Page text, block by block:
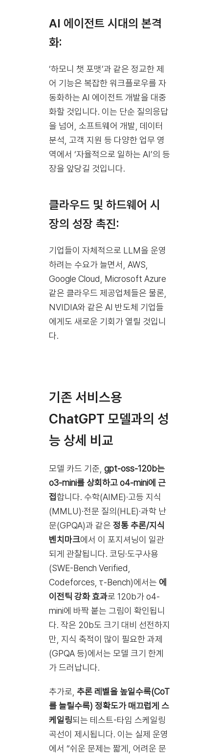
AI 에이전트 시대의 본격
화:
‘하모니 챗 포맷’과 같은 정교한 제
어 기능은 복잡한 워크플로우를 자
동화하는 AI 에이전트 개발을 대중
화할 것입니다. 이는 단순 질의응답
을 넘어, 소프트웨어 개발, 데이터
분석, 고객 지원 등 다양한 업무 영
역에서 ‘자율적으로 일하는 AI’의 등
장을 앞당길 것입니다.
클라우드 및 하드웨어 시
장의 성장 촉진:
기업들이 자체적으로 LLM을 운영
하려는 수요가 늘면서, AWS,
Google Cloud, Microsoft Azure
같은 클라우드 제공업체들은 물론,
NVIDIA와 같은 AI 반도체 기업들
에게도 새로운 기회가 열릴 것입니
다.
기존 서비스용
ChatGPT 모델과의 성
능 상세 비교
모델 카드 기준, gpt-oss-120b는
o3-mini를 상회하고 o4-mini에 근
접합니다. 수학(AIME)·고등 지식
(MMLU)·전문 질의(HLE)·과학 난
문(GPQA)과 같은 정통 추론/지식
벤치마크에서 이 포지셔닝이 일관
되게 관찰됩니다. 코딩·도구사용
(SWE-Bench Verified,
Codeforces, τ-Bench)에서는 에
이전틱 강화 효과로 120b가 o4-
mini에 바짝 붙는 그림이 확인됩니
다. 작은 20b도 크기 대비 선전하지
만, 지식 축적이 많이 필요한 과제
(GPQA 등)에서는 모델 크기 한계
가 드러납니다.
추가로, 추론 레벨을 높일수록(CoT
를 늘릴수록) 정확도가 매끄럽게 스
케일링되는 테스트-타임 스케일링
곡선이 제시됩니다. 이는 실제 운영
에서 “쉬운 문제는 짧게, 어려운 문